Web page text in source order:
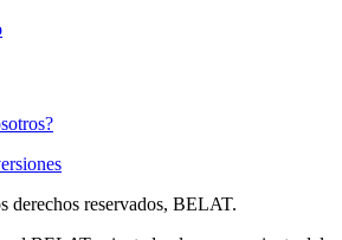
derechos reservados, BELAT.